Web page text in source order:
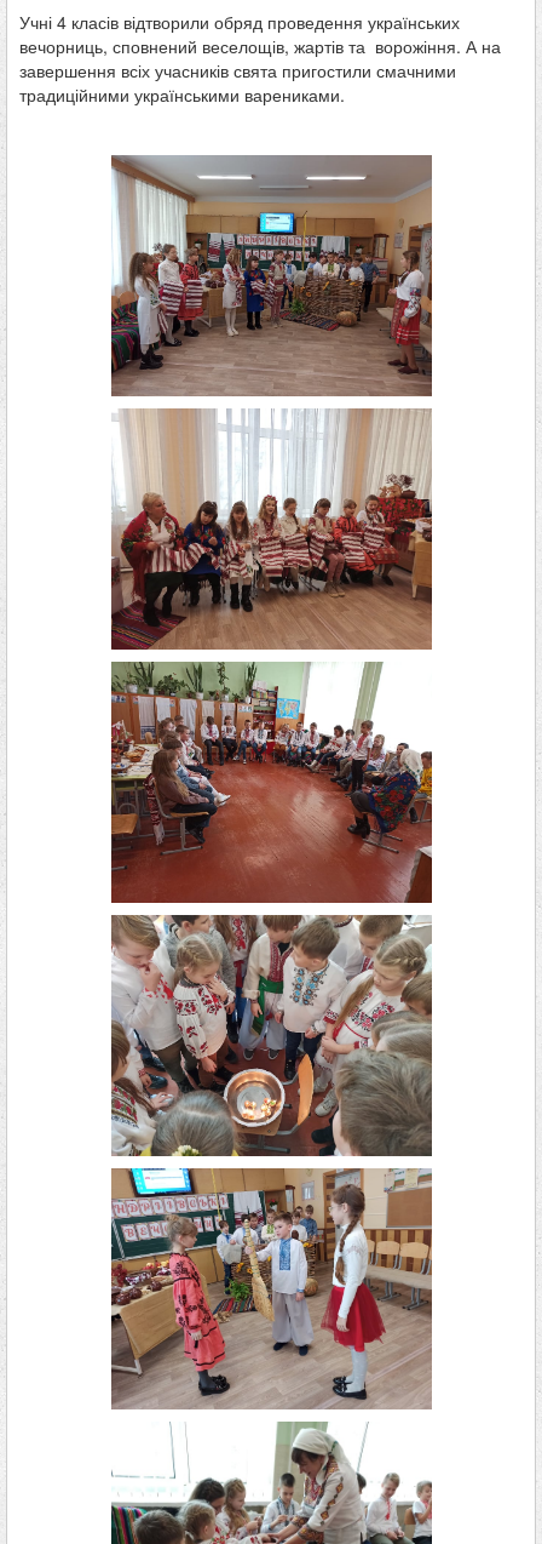
Учні 4 класів відтворили обряд проведення українських
вечорниць, сповнений веселощів, жартів та ворожіння. А на
завершення всіх учасників свята пригостили смачними
традиційними українськими варениками.